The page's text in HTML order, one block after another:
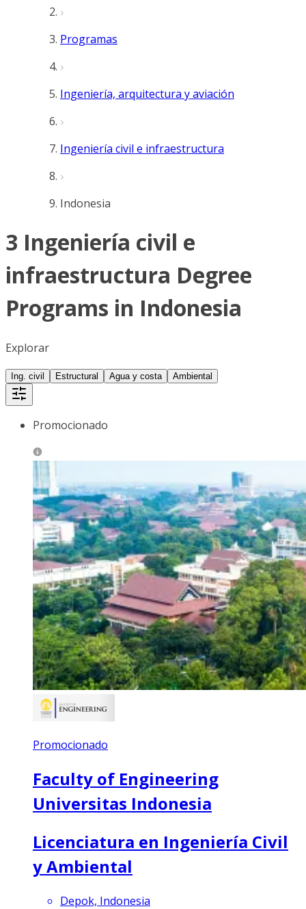
Programas
Ingeniería, arquitectura y aviación
Ingeniería civil e infraestructura
Indonesia
3 Ingeniería civil e
infraestructura Degree
Programs in Indonesia
Explorar
Ing. civil Estructural Agua y costa Ambiental
Promocionado
Promocionado
Faculty of Engineering
Universitas Indonesia
Licenciatura en Ingeniería Civil
y Ambiental
Depok, Indonesia